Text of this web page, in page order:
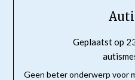
Geplaatst op
Geen beter onderwerp voor